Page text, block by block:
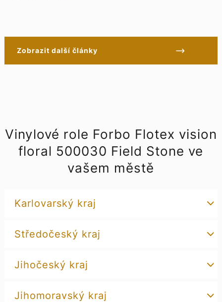
Zobrazit další články
Vinylové role Forbo Flotex vision
floral 500030 Field Stone ve
vašem městě
Karlovarský kraj
Středočeský kraj
Jihočeský kraj
Jihomoravský kraj